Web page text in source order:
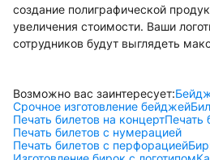
создание полиграфической
увеличения стоимости. Ваши
сотрудников будут выглядеть
Возможно вас заинтересует:
Срочное изготовление бейджей
Печать билетов на концертПечать
Печать билетов с нумерацией
Печать билетов с перфорацией